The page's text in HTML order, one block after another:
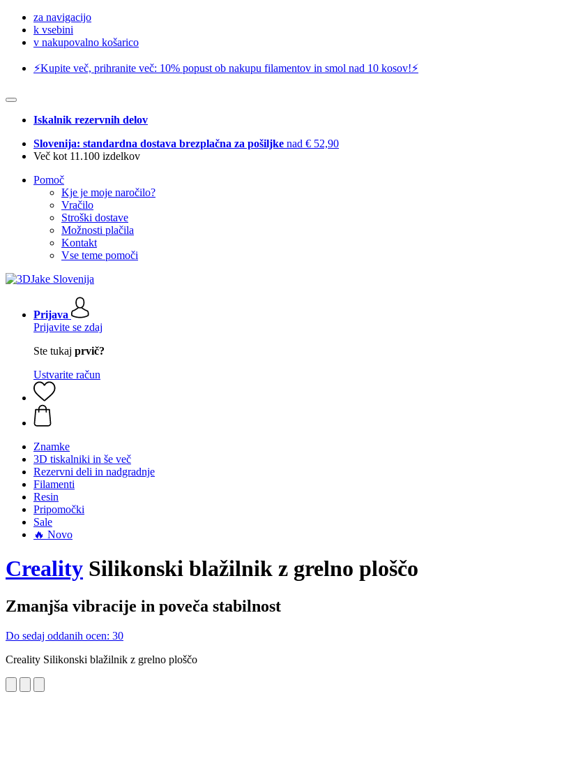
za navigacijo
k vsebini
v nakupovalno košarico
⚡️Kupite več, prihranite več: 10% popust ob nakupu filamentov in smol nad 10 kosov!⚡️
Iskalnik rezervnih delov
Slovenija: standardna dostava brezplačna za pošiljke nad € 52,90
Več kot 11.100 izdelkov
Pomoč
Kje je moje naročilo?
Vračilo
Stroški dostave
Možnosti plačila
Kontakt
Vse teme pomoči
Prijava
Prijavite se zdaj
Ste tukaj prvič?
Ustvarite račun
Znamke
3D tiskalniki in še več
Rezervni deli in nadgradnje
Filamenti
Resin
Pripomočki
Sale
🔥 Novo
Creality Silikonski blažilnik z grelno ploščo
Zmanjša vibracije in poveča stabilnost
Do sedaj oddanih ocen: 30
Creality Silikonski blažilnik z grelno ploščo